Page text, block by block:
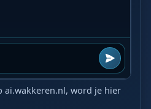
ai.wakkeren.nl, word je hier